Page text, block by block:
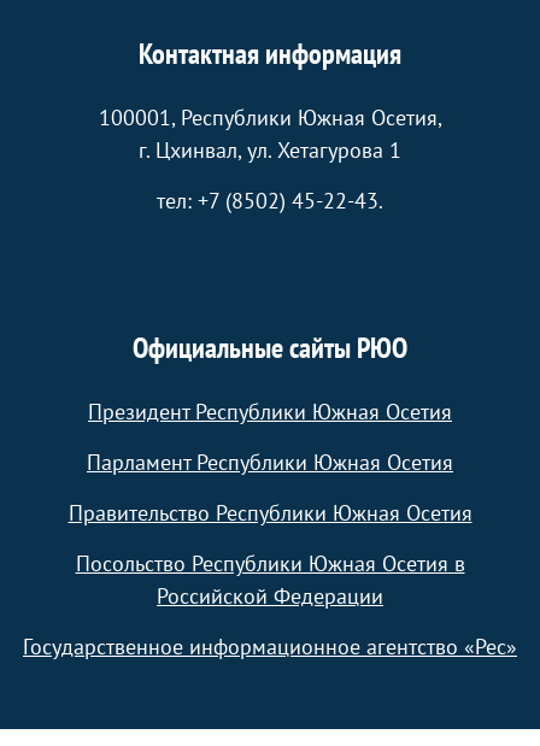
Контактная информация
100001, Республики Южная Осетия,
г. Цхинвал, ул. Хетагурова 1
тел: +7 (8502) 45-22-43.
Официальные сайты РЮО
Президент Республики Южная Осетия
Парламент Республики Южная Осетия
Правительство Республики Южная Осетия
Посольство Республики Южная Осетия в
Российской Федерации
Государственное информационное агентство «Рес»